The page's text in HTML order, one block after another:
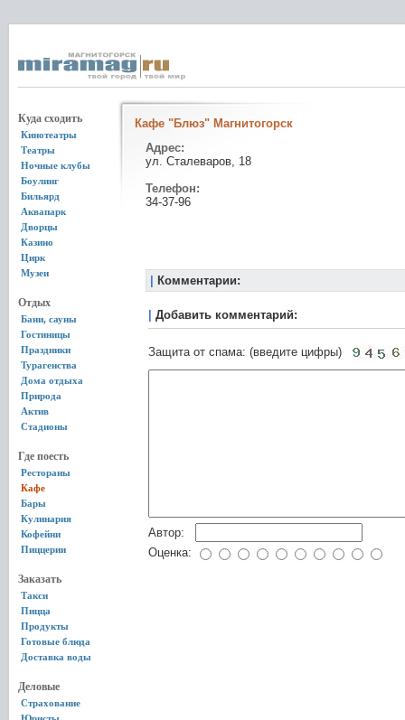
Куда сходить
Кинотеатры
Театры
Ночные клубы
Боулинг
Бильярд
Аквапарк
Дворцы
Казино
Цирк
Музеи
Отдых
Бани, сауны
Гостиницы
Праздники
Турагенства
Дома отдыха
Природа
Актив
Стадионы
Где поесть
Рестораны
Кафе
Бары
Кулинария
Кофейни
Пиццерии
Заказать
Такси
Пицца
Продукты
Готовые блюда
Доставка воды
Деловые
Страхование
Кафе "Блюз" Магнитогорск
Адрес:
ул. Сталеваров, 18
Телефон:
34-37-96
Комментарии:
Добавить комментарий:
Защита от спама: (введите цифры)
Автор:
Оценка: